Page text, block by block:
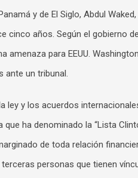
y de El Siglo, Abdul
cinco años. Según el gobierno
amenaza para EEUU.
ante un tribunal.
ley y los acuerdos
ha denominado la “Lista
de toda relación
personas que tienen